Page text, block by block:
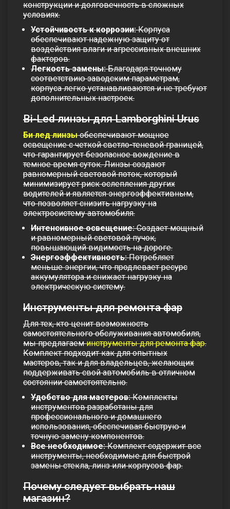
конструкции и долговечность в сложных
условиях.
Устойчивость к коррозии:Корпуса
обеспечивают надежную защиту от
воздействия влаги и агрессивных внешних
факторов.
Легкость замены:Благодаря точному
соответствию заводским параметрам,
корпуса легко устанавливаются и не требуют
дополнительных настроек.
Bi-Led линзы для Lamborghini Urus
Би лед линзыобеспечивают мощное
освещение с четкой светло-теневой границей,
что гарантирует безопасное вождение в
темное время суток. Линзы создают
равномерный световой поток, который
минимизирует риск ослепления других
водителей и является энергоэффективным,
что позволяет снизить нагрузку на
электросистему автомобиля.
Интенсивное освещение:Создает мощный
и равномерный световой пучок,
повышающий видимость на дороге.
Энергоэффективность:Потребляет
меньше энергии, что продлевает ресурс
аккумулятора и снижает нагрузку на
электрическую систему.
Инструменты для ремонта фар
Для тех, кто ценит возможность
самостоятельного обслуживания автомобиля,
мы предлагаеминструменты для ремонта фар.
Комплект подходит как для опытных
мастеров, так и для владельцев, желающих
поддерживать свой автомобиль в отличном
состоянии самостоятельно.
Удобство для мастеров:Комплекты
инструментов разработаны для
профессионального и домашнего
использования, обеспечивая быструю и
точную замену компонентов.
Все необходимое:Комплект содержит все
инструменты, необходимые для быстрой
замены стекла, линз или корпусов фар.
Почему следует выбрать наш
магазин?